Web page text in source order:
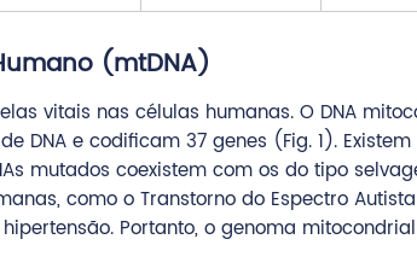
(mtDNA)
vitais nas células humanas. O DNA
e codificam 37 genes (Fig. 1).
mutados coexistem com os do tipo
como o Transtorno do Espectro
Portanto, o genoma